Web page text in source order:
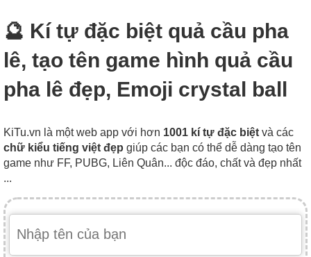
🔮 Kí tự đặc biệt quả cầu pha
lê, tạo tên game hình quả cầu
pha lê đẹp, Emoji crystal ball
KiTu.vn là một web app với hơn 1001 kí tự đặc biệt và các
chữ kiểu tiếng việt đẹp giúp các bạn có thể dễ dàng tạo tên
game như FF, PUBG, Liên Quân... độc đáo, chất và đẹp nhất
...